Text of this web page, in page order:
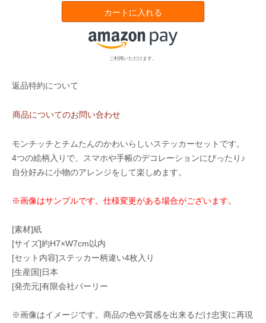
カートに入れる
ご利用いただけます。
返品特約について
商品についてのお問い合わせ
モンチッチとチムたんのかわいらしいステッカーセットです。
4つの絵柄入りで、スマホや手帳のデコレーションにぴったり♪
自分好みに小物のアレンジをして楽しめます。
※画像はサンプルです。仕様変更がある場合がございます。
[素材]紙
[サイズ]約H7×W7cm以内
[セット内容]ステッカー柄違い4枚入り
[生産国]日本
[発売元]有限会社バーリー
※画像はイメージです。商品の色や質感を出来るだけ忠実に再現